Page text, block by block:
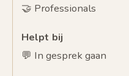
🤝 Professionals
Helpt bij
💬 In gesprek gaan